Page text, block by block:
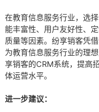
在教育信息服务行业，选
能丰富性、用户友好性、
质量等因素。纷享销客凭
为教育信息服务行业的理
享销客的CRM系统，提高
体运营水平。
进一步建议：